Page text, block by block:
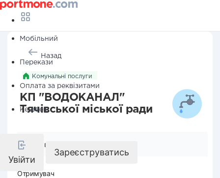
Мобільний
Перекази
Оплата за реквізитами
Кешбек
Увійти
Зареєструватись
Назад
Комунальні послуги
КП "ВОДОКАНАЛ"
Тячівської міської ради
Реквізити компанії
Отримувач